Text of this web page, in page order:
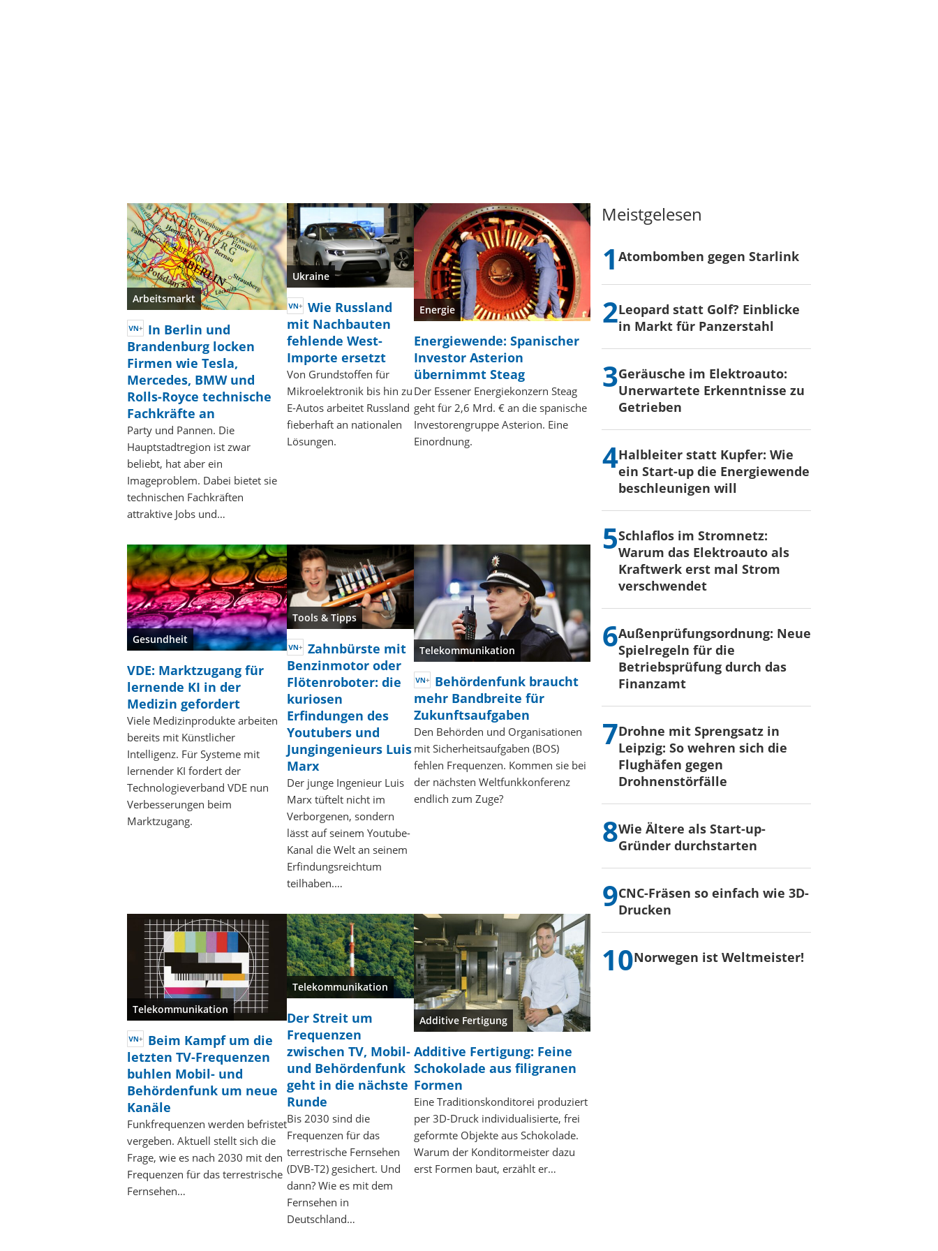
Arbeitsmarkt
In Berlin und
Brandenburg locken
Firmen wie Tesla,
Mercedes, BMW und
Rolls-Royce technische
Fachkräfte an
Party und Pannen. Die
Hauptstadtregion ist zwar
beliebt, hat aber ein
Imageproblem. Dabei bietet sie
technischen Fachkräften
attraktive Jobs und…
Ukraine
Wie Russland
mit Nachbauten
fehlende West-
Importe ersetzt
Von Grundstoffen für
Mikroelektronik bis hin zu
E-Autos arbeitet Russland
fieberhaft an nationalen
Lösungen.
Energie
Energiewende: Spanischer
Investor Asterion
übernimmt Steag
Der Essener Energiekonzern Steag
geht für 2,6 Mrd. € an die spanische
Investorengruppe Asterion. Eine
Einordnung.
Gesundheit
VDE: Marktzugang für
lernende KI in der
Medizin gefordert
Viele Medizinprodukte arbeiten
bereits mit Künstlicher
Intelligenz. Für Systeme mit
lernender KI fordert der
Technologieverband VDE nun
Verbesserungen beim
Marktzugang.
Tools & Tipps
Zahnbürste mit
Benzinmotor oder
Flötenroboter: die
kuriosen
Erfindungen des
Youtubers und
Jungingenieurs Luis
Marx
Der junge Ingenieur Luis
Marx tüftelt nicht im
Verborgenen, sondern
lässt auf seinem Youtube-
Kanal die Welt an seinem
Erfindungsreichtum
teilhaben.…
Telekommunikation
Behördenfunk braucht
mehr Bandbreite für
Zukunftsaufgaben
Den Behörden und Organisationen
mit Sicherheitsaufgaben (BOS)
fehlen Frequenzen. Kommen sie bei
der nächsten Weltfunkkonferenz
endlich zum Zuge?
Telekommunikation
Beim Kampf um die
letzten TV-Frequenzen
buhlen Mobil- und
Behördenfunk um neue
Kanäle
Funkfrequenzen werden befristet
vergeben. Aktuell stellt sich die
Frage, wie es nach 2030 mit den
Frequenzen für das terrestrische
Fernsehen…
Telekommunikation
Der Streit um
Frequenzen
zwischen TV, Mobil-
und Behördenfunk
geht in die nächste
Runde
Bis 2030 sind die
Frequenzen für das
terrestrische Fernsehen
(DVB-T2) gesichert. Und
dann? Wie es mit dem
Fernsehen in
Deutschland…
Additive Fertigung
Additive Fertigung: Feine
Schokolade aus filigranen
Formen
Eine Traditionskonditorei produziert
per 3D-Druck individualisierte, frei
geformte Objekte aus Schokolade.
Warum der Konditormeister dazu
erst Formen baut, erzählt er…
Meistgelesen
Atombomben gegen Starlink
Leopard statt Golf? Einblicke
in Markt für Panzerstahl
Geräusche im Elektroauto:
Unerwartete Erkenntnisse zu
Getrieben
Halbleiter statt Kupfer: Wie
ein Start-up die Energiewende
beschleunigen will
Schlaflos im Stromnetz:
Warum das Elektroauto als
Kraftwerk erst mal Strom
verschwendet
Außenprüfungsordnung: Neue
Spielregeln für die
Betriebsprüfung durch das
Finanzamt
Drohne mit Sprengsatz in
Leipzig: So wehren sich die
Flughäfen gegen
Drohnenstörfälle
Wie Ältere als Start-up-
Gründer durchstarten
CNC-Fräsen so einfach wie 3D-
Drucken
Norwegen ist Weltmeister!